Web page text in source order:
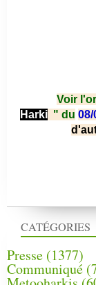
CATÉGORIES
Presse (1377)
Communiqué
Voir
Harki " du 08/